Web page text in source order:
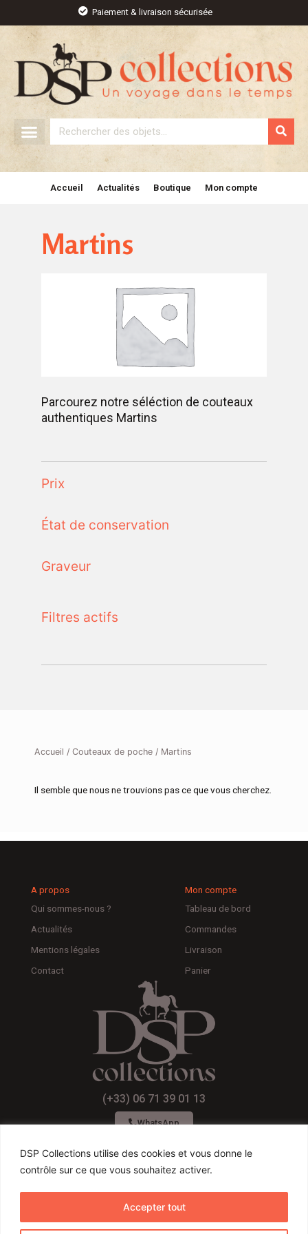
DSP Collections utilise des cookies et vous donne le
contrôle sur ce que vous souhaitez activer.
Accepter tout
contenu
Paiement & livraison sécurisée
Rechercher
Accueil Actualités Boutique Mon compte
Martins
Parcourez notre séléction de couteaux
authentiques Martins
Prix
État de conservation
Graveur
Filtres actifs
Accueil / Couteaux de poche / Martins
Il semble que nous ne trouvions pas ce que vous cherchez.
A propos
Qui sommes-nous ?
Actualités
Mentions légales
Contact
Mon compte
Tableau de bord
Commandes
Livraison
Panier
(+33) 06 71 39 01 13
WhatsApp
a
c
n
s
o
u